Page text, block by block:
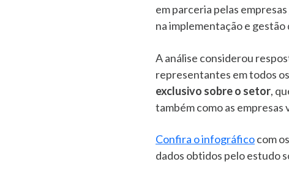
em parceria pelas empresas
na implementação e gestão
A análise considerou
representantes em todos
exclusivo sobre o setor,
também como as empresas
Confira o infográficocom
dados obtidos pelo estudo